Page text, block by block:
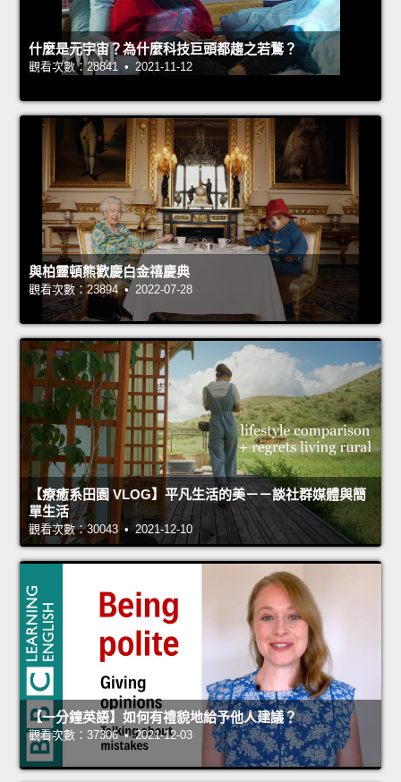
什麼是元宇宙？為什麼科技巨頭都趨之若鶩？
觀看次數：28841 • 2021-11-12
與柏靈頓熊歡慶白金禧慶典
觀看次數：23894 • 2022-07-28
【療癒系田園 VLOG】平凡生活的美－－談社群媒體與簡
單生活
觀看次數：30043 • 2021-12-10
【一分鐘英語】如何有禮貌地給予他人建議？
觀看次數：37306 • 2021-12-03